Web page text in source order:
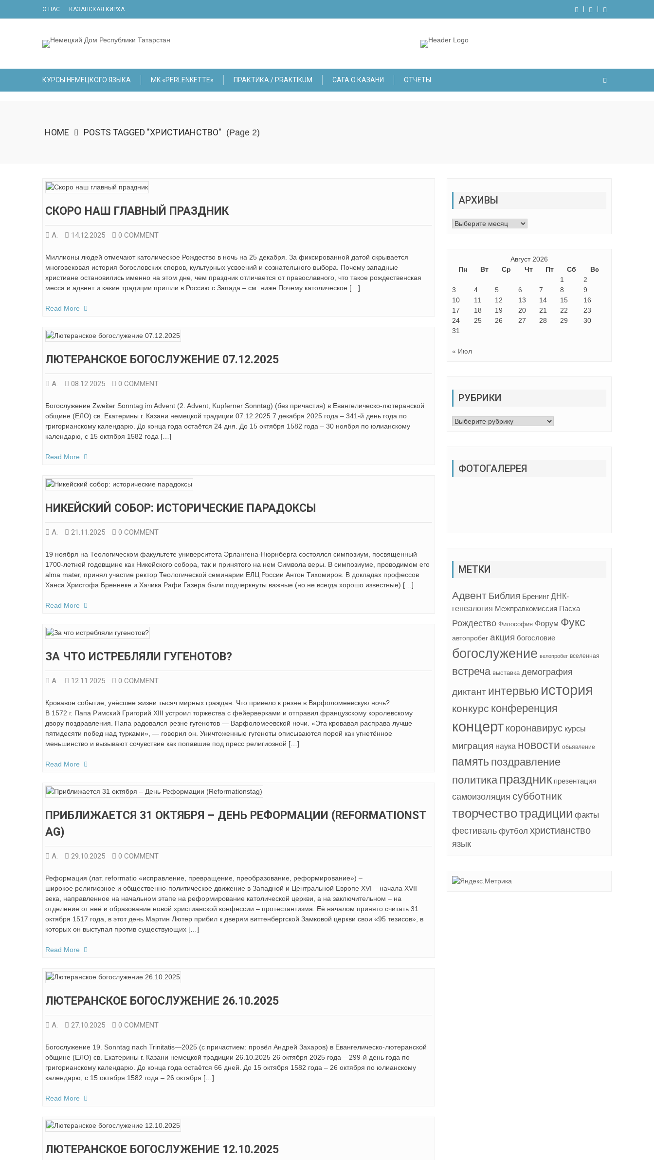
О НАС КАЗАНСКАЯ КИРХА
КУРСЫ НЕМЕЦКОГО ЯЗЫКА МK «PERLENKETTE» ПРАКТИКА / PRAKTIKUM САГА О КАЗАНИ ОТЧЕТЫ
HOME POSTS TAGGED "ХРИСТИАНСТВО" (Page 2)
СКОРО НАШ ГЛАВНЫЙ ПРАЗДНИК
А. 14.12.2025 0 COMMENT
Миллионы людей отмечают католическое Рождество в ночь на 25 декабря. За фиксированной датой скрывается
многовековая история богословских споров, культурных усвоений и сознательного выбора. Почему западные
христиане остановились именно на этом дне, чем праздник отличается от православного, что такое рождественская
месса и адвент и какие традиции пришли в Россию с Запада – см. ниже Почему католическое […]
Read More
ЛЮТЕРАНСКОЕ БОГОСЛУЖЕНИЕ 07.12.2025
А. 08.12.2025 0 COMMENT
Богослужение Zweiter Sonntag im Advent (2. Advent, Kupferner Sonntag) (без причастия) в Евангелическо-лютеранской
общине (ЕЛО) св. Екатерины г. Казани немецкой традиции 07.12.2025 7 декабря 2025 года – 341-й день года по
григорианскому календарю. До конца года остаётся 24 дня. До 15 октября 1582 года – 30 ноября по юлианскому
календарю, с 15 октября 1582 года […]
Read More
НИКЕЙСКИЙ СОБОР: ИСТОРИЧЕСКИЕ ПАРАДОКСЫ
А. 21.11.2025 0 COMMENT
19 ноября на Теологическом факультете университета Эрлангена-Нюрнберга состоялся симпозиум, посвященный
1700-летней годовщине как Никейского собора, так и принятого на нем Символа веры. В симпозиуме, проводимом его
alma mater, принял участие ректор Теологической семинарии ЕЛЦ России Антон Тихомиров. В докладах профессов
Ханса Христофа Бреннеке и Хачика Рафи Газера были подчеркнуты важные (но не всегда хорошо известные) […]
Read More
ЗА ЧТО ИСТРЕБЛЯЛИ ГУГЕНОТОВ?
А. 12.11.2025 0 COMMENT
Кровавое событие, унёсшее жизни тысяч мирных граждан. Что привело к резне в Варфоломеевскую ночь?
В 1572 г. Папа Римский Григорий XIII устроил торжества с фейерверками и отправил французскому королевскому
двору поздравления. Папа радовался резне гугенотов — Варфоломеевской ночи. «Эта кровавая расправа лучше
пятидесяти побед над турками», — говорил он. Уничтоженные гугеноты описываются порой как угнетённое
меньшинство и вызывают сочувствие как попавшие под пресс религиозной […]
Read More
ПРИБЛИЖАЕТСЯ 31 ОКТЯБРЯ – ДЕНЬ РЕФОРМАЦИИ (REFORMATIONST
AG)
А. 29.10.2025 0 COMMENT
Реформация (лат. reformatio «исправление, превращение, преобразование, реформирование») –
широкое религиозное и общественно-политическое движение в Западной и Центральной Европе XVI – начала XVII
века, направленное на начальном этапе на реформирование католической церкви, а на заключительном – на
отделение от неё и образование новой христианской конфессии – протестантизма. Её началом принято считать 31
октября 1517 года, в этот день Мартин Лютер прибил к дверям виттенбергской Замковой церкви свои «95 тезисов», в
которых он выступал против существующих […]
Read More
ЛЮТЕРАНСКОЕ БОГОСЛУЖЕНИЕ 26.10.2025
А. 27.10.2025 0 COMMENT
Богослужение 19. Sonntag nach Trinitatis—2025 (с причастием: провёл Андрей Захаров) в Евангелическо-лютеранской
общине (ЕЛО) св. Екатерины г. Казани немецкой традиции 26.10.2025 26 октября 2025 года – 299-й день года по
григорианскому календарю. До конца года остаётся 66 дней. До 15 октября 1582 года – 26 октября по юлианскому
календарю, с 15 октября 1582 года – 26 октября […]
Read More
ЛЮТЕРАНСКОЕ БОГОСЛУЖЕНИЕ 12.10.2025
АРХИВЫ
Архивы
Август 2026
Пн
Вт Ср Чт Пт Сб
Вс
1
2
3
4 5 6 7 8
9
10
11 12 13 14 15
16
17
18 19 20 21 22
23
24
25 26 27 28 29
30
31
« Июл
РУБРИКИ
Рубрики
ФОТОГАЛЕРЕЯ
МЕТКИ
Адвент Библия Бренинг ДНК-
генеалогия Межправкомиссия Пасха
Рождество Философия Форум Фукс
автопробег акция богословие
богослужение велопробег вселенная
встреча выставка демография
диктант интервью история
конкурс конференция
концерт коронавирус курсы
миграция наука новости обьявление
память поздравление
политика праздник презентация
самоизоляция субботник
творчествотрадиции факты
фестиваль футбол христианство
язык